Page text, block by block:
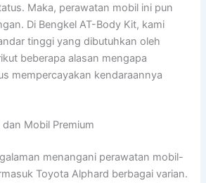
Maka, perawatan mobil ini pun
Di Bengkel AT-Body Kit, kami
tinggi yang dibutuhkan oleh
beberapa alasan mengapa
mempercayakan kendaraannya
Mobil Premium
menangani perawatan mobil-
Toyota Alphard berbagai varian.